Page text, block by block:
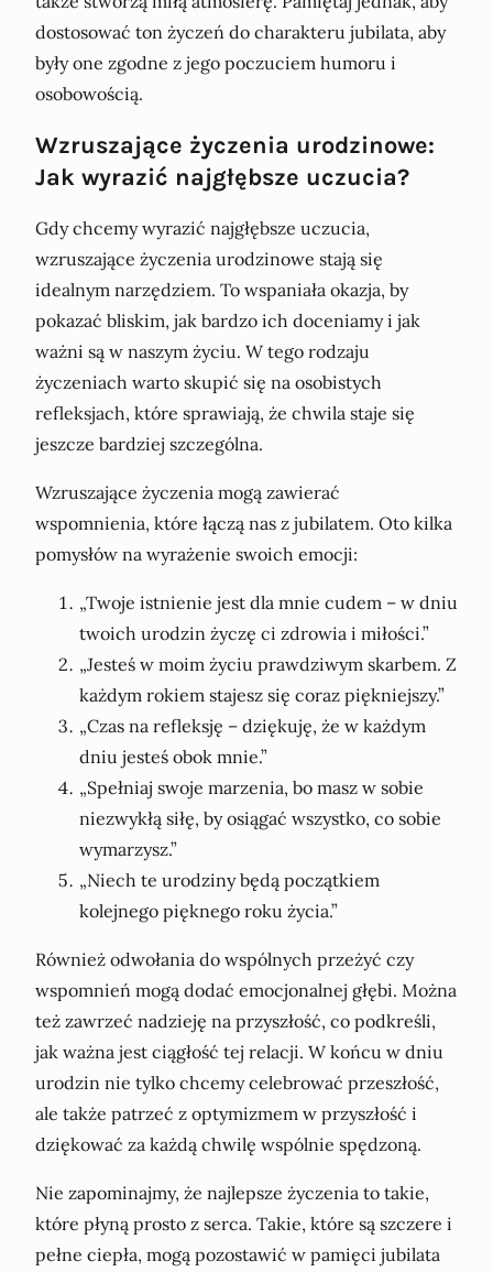
dostosować ton życzeń do charakteru jubilata, aby
były one zgodne z jego poczuciem humoru i
osobowością.
Wzruszające życzenia urodzinowe:
Jak wyrazić najgłębsze uczucia?
Gdy chcemy wyrazić najgłębsze uczucia,
wzruszające życzenia urodzinowe stają się
idealnym narzędziem. To wspaniała okazja, by
pokazać bliskim, jak bardzo ich doceniamy i jak
ważni są w naszym życiu. W tego rodzaju
życzeniach warto skupić się na osobistych
refleksjach, które sprawiają, że chwila staje się
jeszcze bardziej szczególna.
Wzruszające życzenia mogą zawierać
wspomnienia, które łączą nas z jubilatem. Oto kilka
pomysłów na wyrażenie swoich emocji:
„Twoje istnienie jest dla mnie cudem – w dniu
twoich urodzin życzę ci zdrowia i miłości.”
„Jesteś w moim życiu prawdziwym skarbem. Z
każdym rokiem stajesz się coraz piękniejszy.”
„Czas na refleksję – dziękuję, że w każdym
dniu jesteś obok mnie.”
„Spełniaj swoje marzenia, bo masz w sobie
niezwykłą siłę, by osiągać wszystko, co sobie
wymarzysz.”
„Niech te urodziny będą początkiem
kolejnego pięknego roku życia.”
Również odwołania do wspólnych przeżyć czy
wspomnień mogą dodać emocjonalnej głębi. Można
też zawrzeć nadzieję na przyszłość, co podkreśli,
jak ważna jest ciągłość tej relacji. W końcu w dniu
urodzin nie tylko chcemy celebrować przeszłość,
ale także patrzeć z optymizmem w przyszłość i
dziękować za każdą chwilę wspólnie spędzoną.
Nie zapominajmy, że najlepsze życzenia to takie,
które płyną prosto z serca. Takie, które są szczere i
pełne ciepła, mogą pozostawić w pamięci jubilata